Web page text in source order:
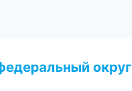
округ